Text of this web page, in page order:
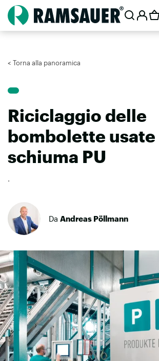
< Torna alla panoramica
Riciclaggio delle
bombolette usate
schiuma PU
·
DaAndreas Pöllmann